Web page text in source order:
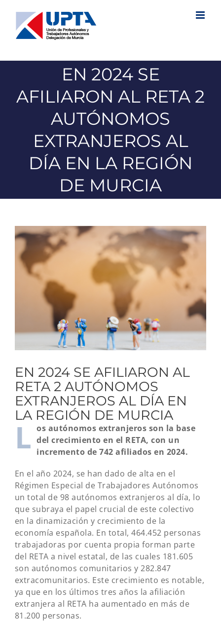
contenido
EN 2024 SE
AFILIARON AL RETA 2
AUTÓNOMOS
EXTRANJEROS AL
DÍA EN LA REGIÓN
DE MURCIA
Ver
imagen
más
grande
EN 2024 SE AFILIARON AL
RETA 2 AUTÓNOMOS
EXTRANJEROS AL DÍA EN
LA REGIÓN DE MURCIA
L os autónomos extranjeros son la base
del crecimiento en el RETA, con un
incremento de 742 afiliados en 2024.
En el año 2024, se han dado de alta en el
Régimen Especial de Trabajadores Autónomos
un total de 98 autónomos extranjeros al día, lo
que subraya el papel crucial de este colectivo
en la dinamización y crecimiento de la
economía española. En total, 464.452 personas
trabajadoras por cuenta propia forman parte
del RETA a nivel estatal, de las cuales 181.605
son autónomos comunitarios y 282.847
extracomunitarios. Este crecimiento es notable,
ya que en los últimos tres años la afiliación
extranjera al RETA ha aumentado en más de
81.200 personas.